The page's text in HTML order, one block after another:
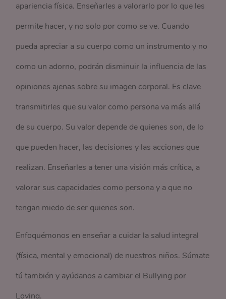
apariencia física. Enseñarles a valorarlo por lo que les
permite hacer, y no solo por como se ve. Cuando
pueda apreciar a su cuerpo como un instrumento y no
como un adorno, podrán disminuir la influencia de las
opiniones ajenas sobre su imagen corporal. Es clave
transmitirles que su valor como persona va más allá
de su cuerpo. Su valor depende de quienes son, de lo
que pueden hacer, las decisiones y las acciones que
realizan. Enseñarles a tener una visión más crítica, a
valorar sus capacidades como persona y a que no
tengan miedo de ser quienes son.
Enfoquémonos en enseñar a cuidar la salud integral
(física, mental y emocional) de nuestros niños. Súmate
tú también y ayúdanos a cambiar el Bullying por
Loving.